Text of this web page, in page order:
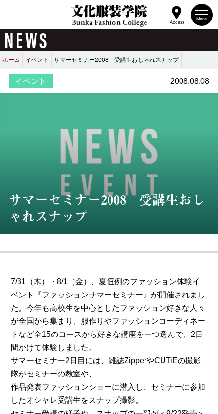
Menu
Access
NEWS
ホーム イベント サマーセミナー2008 受講生おしゃれスナップ
イベント 2008.08.08
サマーセミナー2008 受講生おし
ゃれスナップ
7/31（木）・8/1（金）、夏恒例のファッション体験イ
ベント『ファッションサマーセミナー』が開催されまし
た。今年も高校生を中心としたファッション好きな人々
が全国から集まり、服作りやファッションコーディネー
トなど全15のコースから好きな講座を一つ選んで、2日
間かけて体験しました。
サマーセミナー2日目には、雑誌ZipperやCUTiEの撮影
隊がセミナーの教室や、
作品発表ファッションショーに潜入し、セミナーに参加
したオシャレ受講生をスナップ撮影。